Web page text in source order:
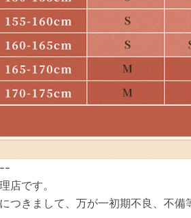
店です。
つきまして、万が一初期不良、不